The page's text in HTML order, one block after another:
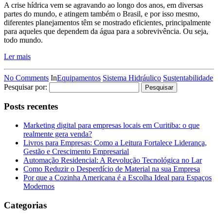
A crise hídrica vem se agravando ao longo dos anos, em diversas
partes do mundo, e atingem também o Brasil, e por isso mesmo,
diferentes planejamentos têm se mostrado eficientes, principalmente
para aqueles que dependem da água para a sobrevivência. Ou seja,
todo mundo.
Ler mais
No Comments InEquipamentos Sistema Hidráulico Sustentabilidade
Pesquisar por:
Posts recentes
Marketing digital para empresas locais em Curitiba: o que
realmente gera venda?
Livros para Empresas: Como a Leitura Fortalece Liderança,
Gestão e Crescimento Empresarial
Automação Residencial: A Revolução Tecnológica no Lar
Como Reduzir o Desperdício de Material na sua Empresa
Por que a Cozinha Americana é a Escolha Ideal para Espaços
Modernos
Categorias